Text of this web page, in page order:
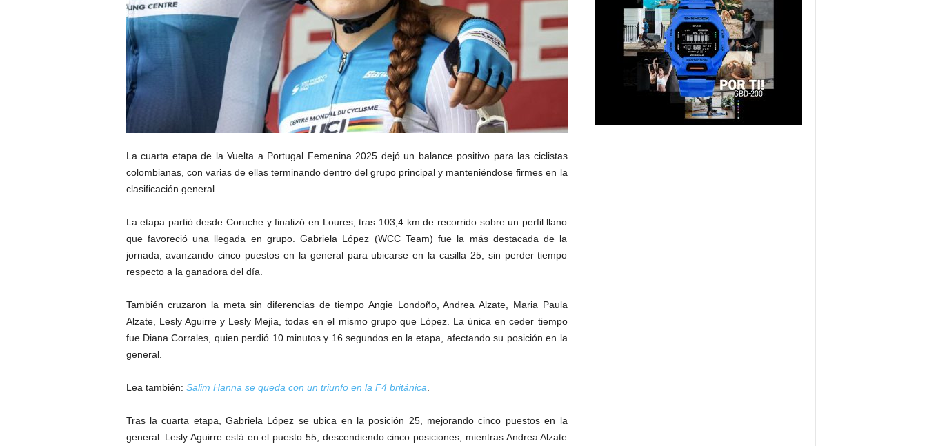
La cuarta etapa de la Vuelta a Portugal Femenina 2025 dejó un balance positivo para las ciclistas
colombianas, con varias de ellas terminando dentro del grupo principal y manteniéndose firmes en la
clasificación general.
La etapa partió desde Coruche y finalizó en Loures, tras 103,4 km de recorrido sobre un perfil llano
que favoreció una llegada en grupo. Gabriela López (WCC Team) fue la más destacada de la
jornada, avanzando cinco puestos en la general para ubicarse en la casilla 25, sin perder tiempo
respecto a la ganadora del día.
También cruzaron la meta sin diferencias de tiempo Angie Londoño, Andrea Alzate, Maria Paula
Alzate, Lesly Aguirre y Lesly Mejía, todas en el mismo grupo que López. La única en ceder tiempo
fue Diana Corrales, quien perdió 10 minutos y 16 segundos en la etapa, afectando su posición en la
general.
Lea también: Salim Hanna se queda con un triunfo en la F4 británica
Tras la cuarta etapa, Gabriela López se ubica en la posición 25, mejorando cinco puestos en la
general. Lesly Aguirre está en el puesto 55, descendiendo cinco posiciones, mientras Andrea Alzate